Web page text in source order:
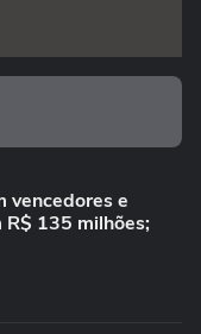
vencedores e
R$ 135 milhões;